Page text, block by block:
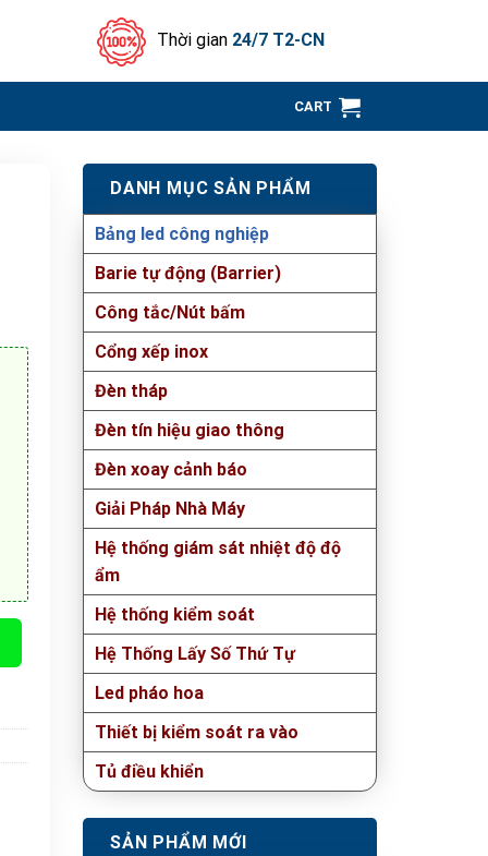
Thời gian 24/7 T2-CN
CART
DANH MỤC SẢN PHẨM
Bảng led công nghiệp
Barie tự động (Barrier)
Công tắc/Nút bấm
Cổng xếp inox
Đèn tháp
Đèn tín hiệu giao thông
Đèn xoay cảnh báo
Giải Pháp Nhà Máy
Hệ thống giám sát nhiệt độ độ
ẩm
Hệ thống kiểm soát
Hệ Thống Lấy Số Thứ Tự
Led pháo hoa
Thiết bị kiểm soát ra vào
Tủ điều khiển
SẢN PHẨM MỚI